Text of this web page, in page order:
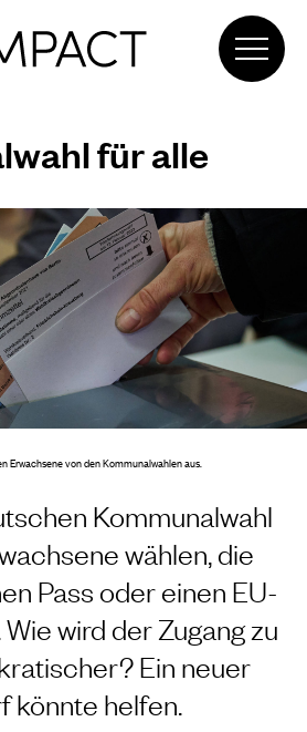
für alle
Kommunalwahl
wählen, die
Pass oder einen EU-
wird der Zugang zu
Ein neuer
könnte helfen.
Erwachsene von den Kommunalwahlen aus.